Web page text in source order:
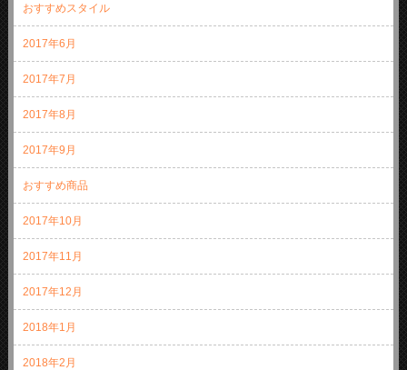
おすすめスタイル
2017年6月
2017年7月
2017年8月
2017年9月
おすすめ商品
2017年10月
2017年11月
2017年12月
2018年1月
2018年2月